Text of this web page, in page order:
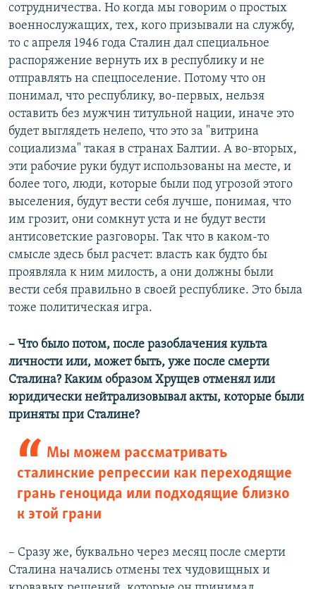
сотрудничества. Но когда мы говорим о простых
военнослужащих, тех, кого призывали на службу,
то с апреля 1946 года Сталин дал специальное
распоряжение вернуть их в республику и не
отправлять на спецпоселение. Потому что он
понимал, что республику, во-первых, нельзя
оставить без мужчин титульной нации, иначе это
будет выглядеть нелепо, что это за "витрина
социализма" такая в странах Балтии. А во-вторых,
эти рабочие руки будут использованы на месте, и
более того, люди, которые были под угрозой этого
выселения, будут вести себя лучше, понимая, что
им грозит, они сомкнут уста и не будут вести
антисоветские разговоры. Так что в каком-то
смысле здесь был расчет: власть как будто бы
проявляла к ним милость, а они должны были
вести себя правильно в своей республике. Это была
тоже политическая игра.
– Что было потом, после разоблачения культа
личности или, может быть, уже после смерти
Сталина? Каким образом Хрущев отменял или
юридически нейтрализовывал акты, которые были
приняты при Сталине?
Мы можем рассматривать
сталинские репрессии как переходящие
грань геноцида или подходящие близко
к этой грани
– Сразу же, буквально через месяц после смерти
Сталина начались отмены тех чудовищных и